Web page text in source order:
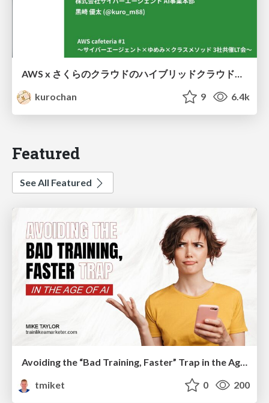
AWS x さくらのクラウドのハイブリッドクラウドによる安価なフレッツ閉域網接続の実装
kurochan
9 6.4k
Featured
See All Featured
tmiket
0 200